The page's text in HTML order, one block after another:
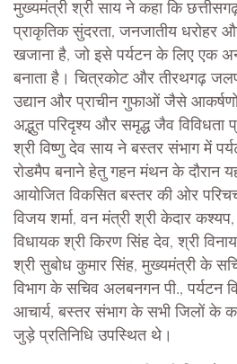
मुख्यमंत्री श्री साय ने कहा कि
प्राकृतिक सुंदरता, जनजातीय धरोहर
खजाना है, जो इसे पर्यटन के लिए एक
बनाता है। चित्रकोट और तीरथगढ़
उद्यान और प्राचीन गुफाओं जैसे आकर्षणों
अद्भुत परिदृश्य और समृद्ध जैव विविधता
श्री विष्णु देव साय ने बस्तर संभाग में
रोडमैप बनाने हेतु गहन मंथन के दौरान
आयोजित विकसित बस्तर की ओर
विजय शर्मा, वन मंत्री श्री केदार
विधायक श्री किरण सिंह देव, श्री
श्री सुबोध कुमार सिंह, मुख्यमंत्री के
विभाग के सचिव अलबनगन पी., पर्यटन
आचार्य, बस्तर संभाग के सभी जिलों के
जुड़े प्रतिनिधि उपस्थित थे।